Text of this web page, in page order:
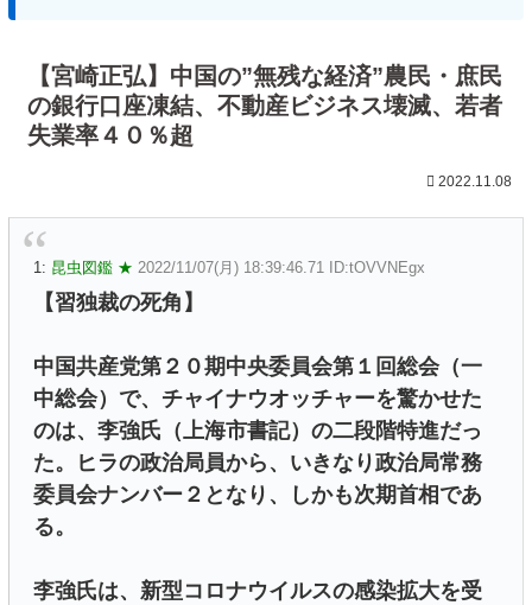
【宮崎正弘】中国の”無残な経済”農民・庶民
の銀行口座凍結、不動産ビジネス壊滅、若者
失業率４０％超
2022.11.08
1: 昆虫図鑑 ★ 2022/11/07(月) 18:39:46.71 ID:tOVVNEgx
【習独裁の死角】
中国共産党第２０期中央委員会第１回総会（一
中総会）で、チャイナウオッチャーを驚かせた
のは、李強氏（上海市書記）の二段階特進だっ
た。ヒラの政治局員から、いきなり政治局常務
委員会ナンバー２となり、しかも次期首相であ
る。
李強氏は、新型コロナウイルスの感染拡大を受